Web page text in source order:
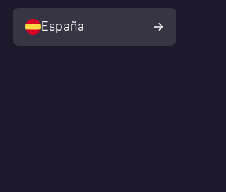
España